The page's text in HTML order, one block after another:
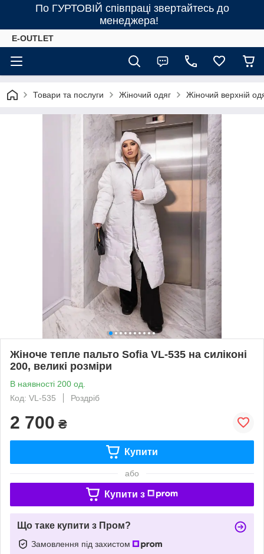
По ГУРТОВІЙ співпраці звертайтесь до
менеджера!
E-OUTLET
Товари та послуги Жіночий одяг Жіночий верхній
Жіноче тепле пальто Sofia VL-535 на силіконі
200, великі розміри
В наявності 200 од.
Код: VL-535
Роздріб
2 700 ₴
Купити
або
Купити з
Що таке купити з Пром?
Замовлення під захистом